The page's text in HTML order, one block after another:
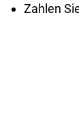
Zahlen